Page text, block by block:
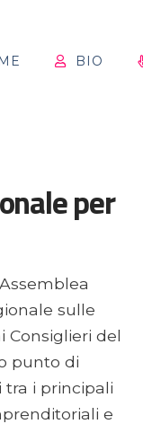
BIO
per
sulle
Consiglieri del
punto di
tra i principali
e